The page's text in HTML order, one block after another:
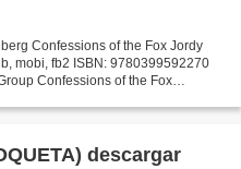
Confessions of the Fox Jordy
mobi, fb2 ISBN: 9780399592270
Confessions of the Fox
descargar